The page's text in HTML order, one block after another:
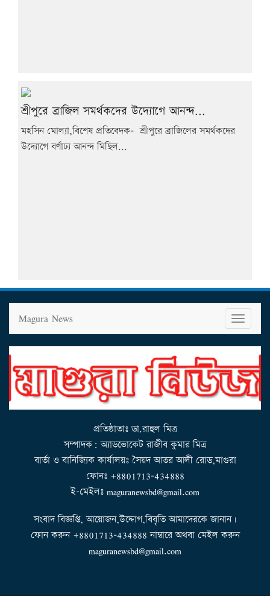
শ্রীপুরে ব্রাজিল সমর্থকদের উদ্যোগে আনন্দ...
মহসিন মোল্যা,বিশেষ প্রতিবেদক- শ্রীপুরে ব্রাজিলের সমর্থকদের
উদ্যোগে বর্ণাঢ্য আনন্দ মিছিল...
T
o
g
l
n
g
a
t
o
n
Magura News
প্রতিষ্ঠাতাঃ ডা.রাহুল মিত্র
সম্পাদক: অ্যাডভোকেট রাজীব কুমার মিত্র
বার্তা ও বানিজ্যিক কার্যালয়ঃ সৈয়দ আতর আলী রোড,মাগুরা
ফোনঃ +8801713-434888
ই-মেইলঃ maguranewsbd@gmail.com
সংবাদ বিজ্ঞপ্তি, আয়োজন,উদ্দোগ,বিবৃতি আমাদেরকে জানান।
ফোন করুন +8801713-434888 নাম্বারে অথবা মেইল করুন
maguranewsbd@gmail.com